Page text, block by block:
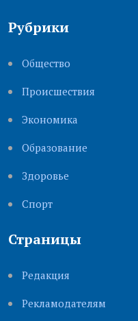
Рубрики
Общество
Происшествия
Экономика
Образование
Здоровье
Cпорт
Страницы
Редакция
Рекламодателям